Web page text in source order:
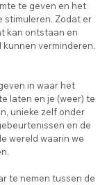
te geven en het
stimuleren. Zodat er
kan ontstaan en
verminderen.
in waar het
laten en je (weer) te
unieke zelf onder
en de
wereld waarin we
te nemen tussen de